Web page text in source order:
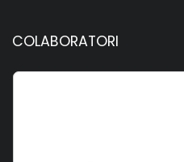
COLABORATORI